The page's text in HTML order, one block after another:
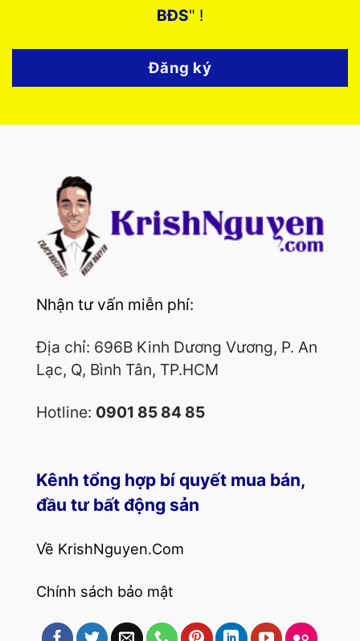
BĐS" !
Đăng ký
Nhận tư vấn miễn phí:
Địa chỉ: 696B Kinh Dương Vương, P. An
Lạc, Q, Bình Tân, TP.HCM
Hotline: 0901 85 84 85
Kênh tổng hợp bí quyết mua bán,
đầu tư bất động sản
Về KrishNguyen.Com
Chính sách bảo mật